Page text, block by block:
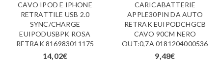
CAVO IPOD E IPHONE
RETRATTILE USB 2.0
SYNC/CHARGE
EUIPODUSBPK ROSA
RETRAK 816983011175
14,02€
CARICABATTERIE
APPLE30PIN DA AUTO
RETRAK EUIPODCHGCB
CAVO 90CM NERO
OUT:0,7A 0181204000536
9,48€